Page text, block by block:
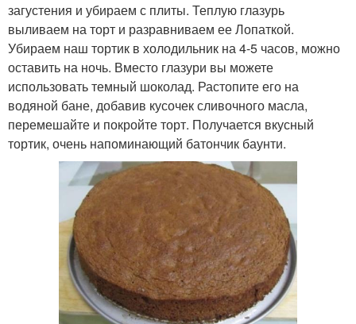
загустения и убираем с плиты. Теплую глазурь
выливаем на торт и разравниваем ее Лопаткой.
Убираем наш тортик в холодильник на 4-5 часов, можно
оставить на ночь. Вместо глазури вы можете
использовать темный шоколад. Растопите его на
водяной бане, добавив кусочек сливочного масла,
перемешайте и покройте торт. Получается вкусный
тортик, очень напоминающий батончик баунти.